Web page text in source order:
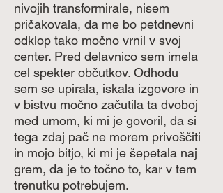
nivojih transformirale, nisem
pričakovala, da me bo petdnevni
odklop tako močno vrnil v svoj
center. Pred delavnico sem imela
cel spekter občutkov. Odhodu
sem se upirala, iskala izgovore in
v bistvu močno začutila ta dvoboj
med umom, ki mi je govoril, da si
tega zdaj pač ne morem privoščiti
in mojo bitjo, ki mi je šepetala naj
grem, da je to točno to, kar v tem
trenutku potrebujem.